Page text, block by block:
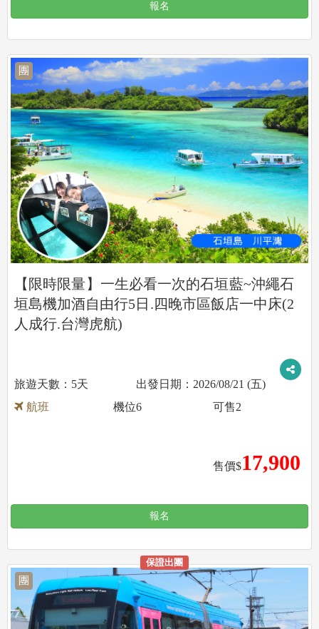
報名
團
【限時限量】一生必看一次的石垣藍~沖繩石
垣島機加酒自由行5日.四晚市區飯店一中床(2
人成行.台灣虎航)
5天
2026/08/21 (五)
航班
售價$17,900
機位6 可售2
報名
團
保證出團